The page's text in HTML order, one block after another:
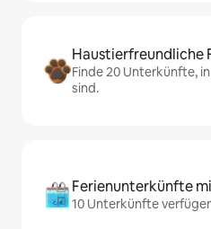
Haustierfreundliche
Finde 20 Unterkünfte,
sind.
Ferienunterkünfte
10 Unterkünfte